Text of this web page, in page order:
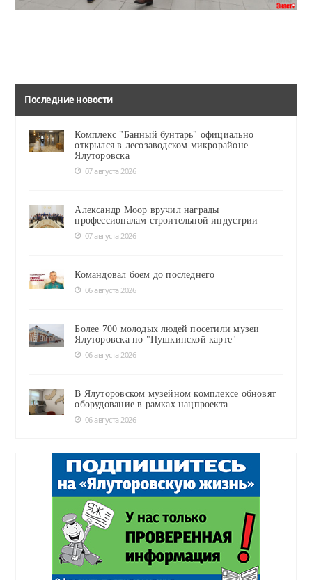
Последние новости
Комплекс "Банный бунтарь" официально
открылся в лесозаводском микрорайоне
Ялуторовска
07 августа 2026
Александр Моор вручил награды
профессионалам строительной индустрии
07 августа 2026
Командовал боем до последнего
06 августа 2026
Более 700 молодых людей посетили музеи
Ялуторовска по "Пушкинской карте"
06 августа 2026
В Ялуторовском музейном комплексе обновят
оборудование в рамках нацпроекта
06 августа 2026